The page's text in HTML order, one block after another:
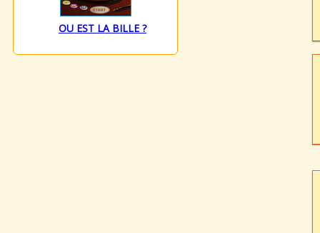
OU EST LA BILLE ?